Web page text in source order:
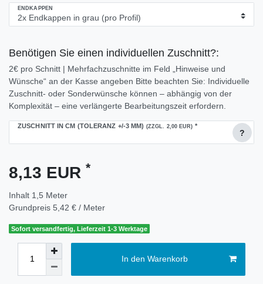
ENDKAPPEN
Benötigen Sie einen individuellen Zuschnitt?:
2€ pro Schnitt | Mehrfachzuschnitte im Feld „Hinweise und
Wünsche“ an der Kasse angeben Bitte beachten Sie: Individuelle
Zuschnitt- oder Sonderwünsche können – abhängig von der
Komplexität – eine verlängerte Bearbeitungszeit erfordern.
ZUSCHNITT IN CM (TOLERANZ +/-3 MM) (ZZGL. 2,00 EUR) *
?
8,13 EUR *
Inhalt 1,5 Meter
Grundpreis 5,42 € / Meter
Sofort versandfertig, Lieferzeit 1-3 Werktage
In den Warenkorb